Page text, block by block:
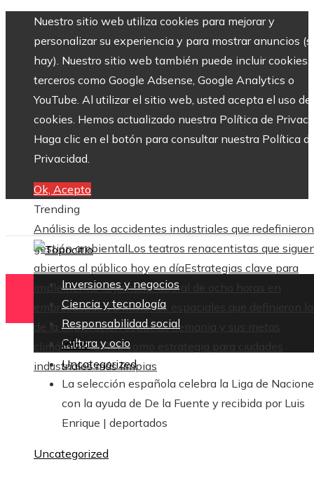
Nuestro sitio web utiliza cookies para mejorar y
personalizar su experiencia y para mostrar anuncios
hay). Nuestro sitio web también puede incluir cookies
terceros como Google Adsense, Google Analytics o
YouTube. Al utilizar el sitio web, usted acepta el uso de
cookies. Hemos actualizado nuestra Política de
Haga clic en el botón para consultar nuestra Política
Privacidad.
Ok, Acepto
Trending
Análisis de los accidentes industriales que
gestión ambientalLos teatros renacentistas que
abiertos al público hoy en díaEstrategias clave para
implementar la jornada laboral de ocho horas en
empresasLas 15 misiones espaciales que definieron
de la exploración espacialAlemania y sus metas
climáticas: la RSE como estrategia para ciudades
industriales más limpias
Inversiones y negocios
Ciencia y tecnología
Responsabilidad social
Cultura y ocio
Inicio
Uncategorized
La selección española celebra la Liga de
con la ayuda de De la Fuente y recibida por Luis
Enrique | deportados
Uncategorized